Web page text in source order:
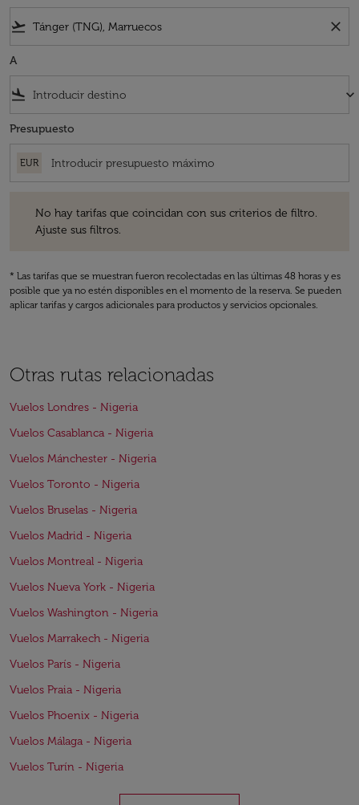
flight_takeoff close
A
flight_land keyboard_arrow_down
Presupuesto
EUR
No hay tarifas que coincidan con sus criterios de filtro.
Ajuste sus filtros.
* Las tarifas que se muestran fueron recolectadas en las últimas 48 horas y es
posible que ya no estén disponibles en el momento de la reserva. Se pueden
aplicar tarifas y cargos adicionales para productos y servicios opcionales.
Otras rutas relacionadas
Vuelos Londres - Nigeria
Vuelos Casablanca - Nigeria
Vuelos Mánchester - Nigeria
Vuelos Toronto - Nigeria
Vuelos Bruselas - Nigeria
Vuelos Madrid - Nigeria
Vuelos Montreal - Nigeria
Vuelos Nueva York - Nigeria
Vuelos Washington - Nigeria
Vuelos Marrakech - Nigeria
Vuelos París - Nigeria
Vuelos Praia - Nigeria
Vuelos Phoenix - Nigeria
Vuelos Málaga - Nigeria
Vuelos Turín - Nigeria